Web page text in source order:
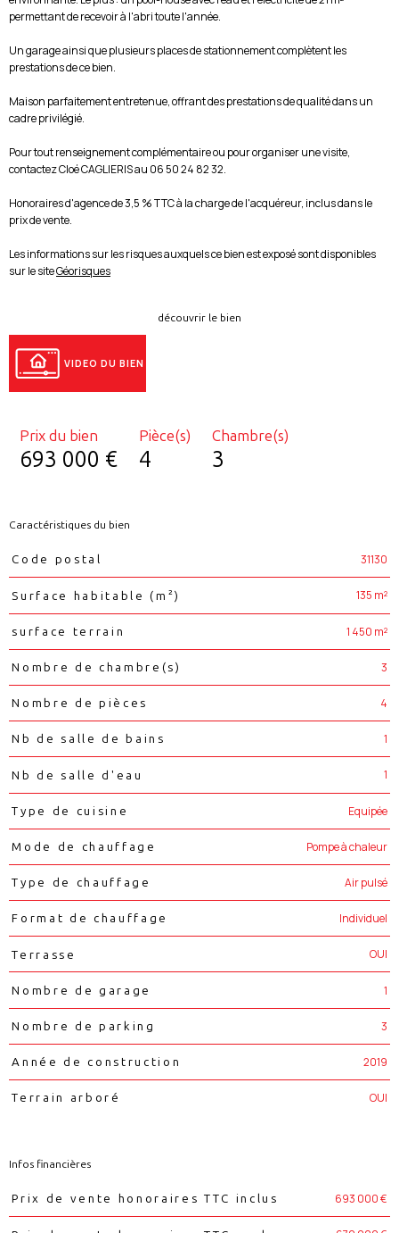
permettant de recevoir à l'abri toute l'année.
Un garage ainsi que plusieurs places de stationnement complètent les
prestations de ce bien.
Maison parfaitement entretenue, offrant des prestations de qualité dans un
cadre privilégié.
Pour tout renseignement complémentaire ou pour organiser une visite,
contactez Cloé CAGLIERIS au 06 50 24 82 32.
Honoraires d'agence de 3,5 % TTC à la charge de l'acquéreur, inclus dans le
prix de vente.
Les informations sur les risques auxquels ce bien est exposé sont disponibles
sur le siteGéorisques
découvrir le bien
VIDEO DU BIEN
Prix du bien
693 000 €
Pièce(s)
4
Chambre(s)
3
Caractéristiques du bien
Caractéristiques Valeurs
Code postal 31130
Surface habitable (m²) 135 m²
surface terrain 1 450 m²
Nombre de chambre(s) 3
Nombre de pièces 4
Nb de salle de bains 1
Nb de salle d'eau 1
Type de cuisine Equipée
Mode de chauffage Pompe à chaleur
Type de chauffage Air pulsé
Format de chauffage Individuel
Terrasse OUI
Nombre de garage 1
Nombre de parking 3
Année de construction 2019
Terrain arboré OUI
Infos financières
Caractéristiques Valeurs
Prix de vente honoraires TTC inclus 693 000 €